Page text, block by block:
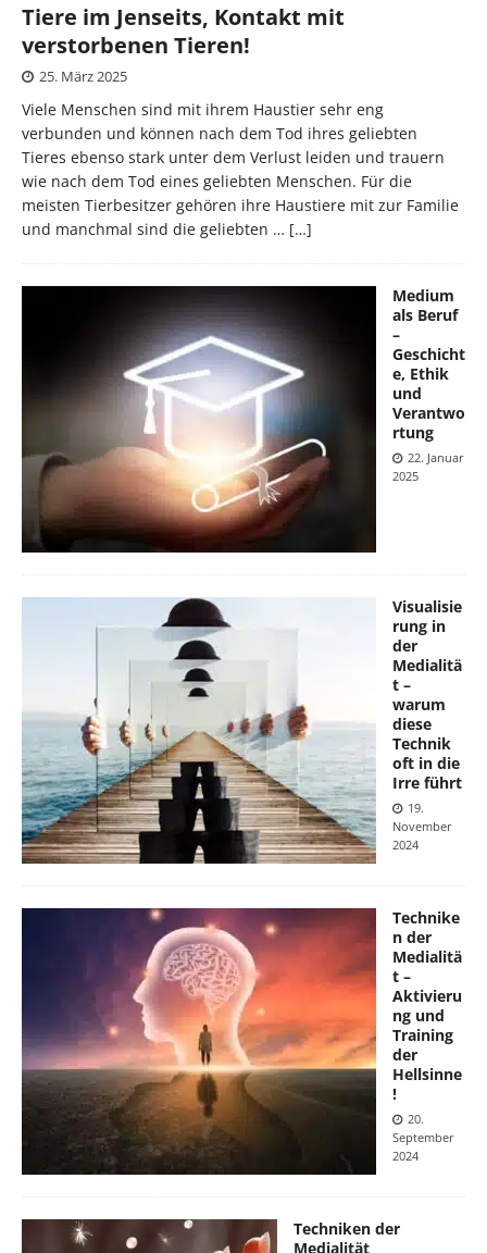
Tiere im Jenseits, Kontakt mit
verstorbenen Tieren!
25. März 2025
Viele Menschen sind mit ihrem Haustier sehr eng
verbunden und können nach dem Tod ihres geliebten
Tieres ebenso stark unter dem Verlust leiden und trauern
wie nach dem Tod eines geliebten Menschen. Für die
meisten Tierbesitzer gehören ihre Haustiere mit zur Familie
und manchmal sind die geliebten … […]
Medium
als Beruf
–
Geschicht
e, Ethik
und
Verantwo
rtung
22. Januar
2025
Visualisie
rung in
der
Medialitä
t –
warum
diese
Technik
oft in die
Irre führt
19.
November
2024
Technike
n der
Medialitä
t –
Aktivieru
ng und
Training
der
Hellsinne
!
20.
September
2024
Techniken der
Medialität